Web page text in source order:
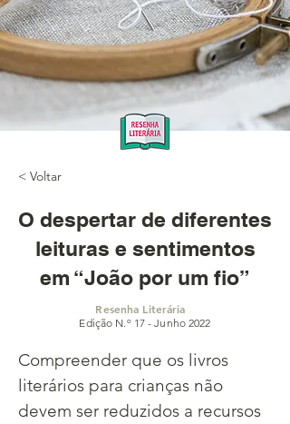
< Voltar
O despertar de diferentes
leituras e sentimentos
em “João por um fio”
Resenha Literária
Edição N.º 17 - Junho 2022
Compreender que os livros
literários para crianças não
devem ser reduzidos a recursos